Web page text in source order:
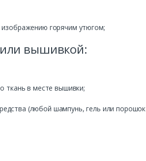
изображению горячим утюгом;
или вышивкой:
о ткань вместе вышивки;
ва (любой шампунь,гель илипорошок